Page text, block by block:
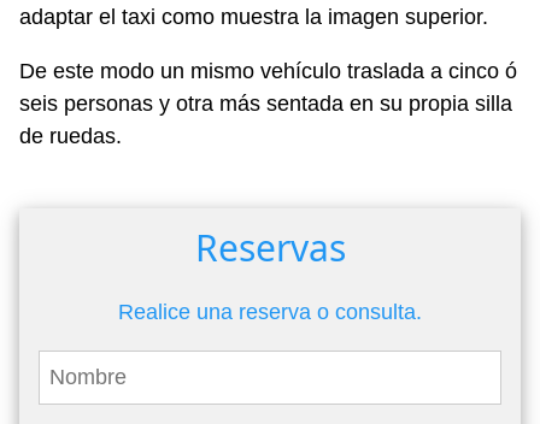
adaptar el taxi como muestra la imagen superior.
De este modo un mismo vehículo traslada a cinco ó
seis personas y otra más sentada en su propia silla
de ruedas.
Reservas
Realice una reserva o consulta.